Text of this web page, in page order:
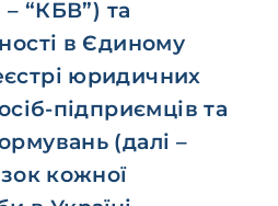
“КБВ”) та
в Єдиному
юридичних
підприємців та
(далі –
кожної